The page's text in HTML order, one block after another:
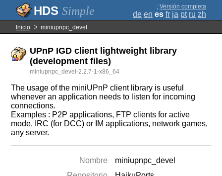
Simple ; Versión completa
de en es fr ja pt ru zh
Inicio miniupnpc_devel
UPnP IGD client lightweight library
(development files)
miniupnpc_devel-2.2.7-1-x86_64
The usage of the miniUPnP client library is useful
whenever an application needs to listen for incoming
connections.
Examples : P2P applications, FTP clients for active
mode, IRC (for DCC) or IM applications, network games,
any server.
Nombre
miniupnpc_devel